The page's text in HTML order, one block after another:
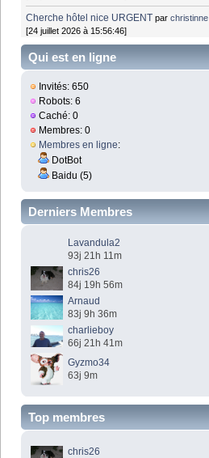
Cherche hôtel nice URGENT parchristinne
[24 juillet 2026 à 15:56:46]
Qui est en ligne
Invités: 650
Robots: 6
Caché: 0
Membres: 0
Membres en ligne:
DotBot
Baidu (5)
Derniers Membres
Lavandula2
93j 21h 11m
chris26
84j 19h 56m
Arnaud
83j 9h 36m
charlieboy
66j 21h 41m
Gyzmo34
63j 9m
Top membres
chris26